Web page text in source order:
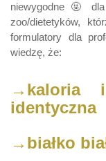
niewygodne 🤬
zoo/dietetyków,
formulatory dla
wiedzę, że:
identyczna
→białko